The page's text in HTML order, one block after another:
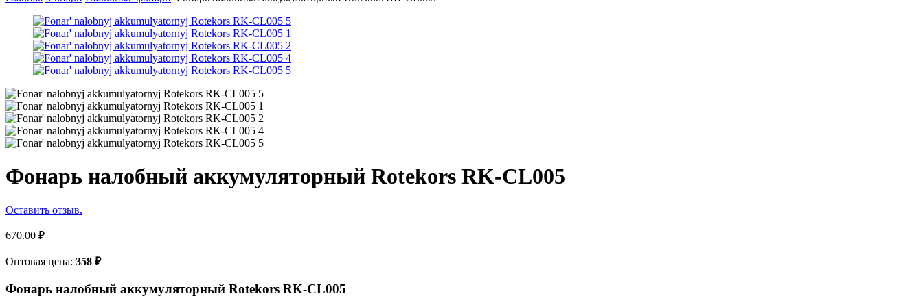
Фонарь налобный аккумуляторный Rotekors RK-CL005
Оставить отзыв.
670.00 ₽
Оптовая цена: 358 ₽
Фонарь налобный аккумуляторный Rotekors RK-CL005